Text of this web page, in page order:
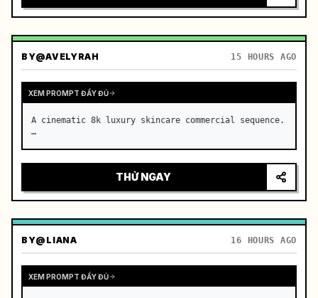
BY@AVELYRAH 15 HOURS AGO
XEM PROMPT ĐẦY ĐỦ
A cinematic 8k luxury skincare commercial sequence.
…
THỬ NGAY
BY@LIANA 16 HOURS AGO
XEM PROMPT ĐẦY ĐỦ